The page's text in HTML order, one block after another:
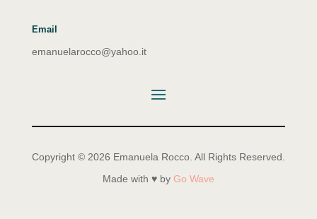
Email
emanuelarocco@yahoo.it
Copyright © 2026 Emanuela Rocco. All Rights Reserved.
Made with ♥ by Go Wave